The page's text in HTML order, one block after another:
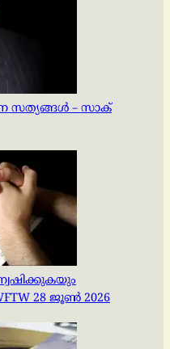
സത്യങ്ങൾ – സാക്
28 ജൂൺ 2026